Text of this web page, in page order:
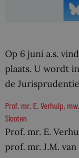
Op 6 juni a.s.
plaats. U wordt
de
Prof. mr. E. Verhulp,
Slooten
Prof. mr. E.
prof. mr. J.M.